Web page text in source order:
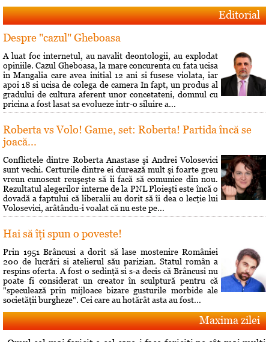
Editorial
Despre "cazul" Gheboasa
A luat foc internetul, au navalit deontologii, au explodat
opiniile. Cazul Gheboasa, la mare concurenta cu fata ucisa
in Mangalia care avea initial 12 ani si fusese violata, iar
apoi 18 si ucisa de colega de camera In fapt, un produs al
gradului de cultura aferent unor concetateni, domnul cu
pricina a fost lasat sa evolueze intr-o siluire a...
Roberta vs Volo! Game, set: Roberta! Partida încă se
joacă...
Conflictele dintre Roberta Anastase şi Andrei Volosevici
sunt vechi. Certurile dintre ei durează mult şi foarte greu
vreun cunoscut reuşeşte să îi facă să comunice din nou.
Rezultatul alegerilor interne de la PNL Ploieşti este încă o
dovadă a faptului că liberalii au dorit să îi dea o lecţie lui
Volosevici, arâtându-i voalat că nu este pe...
Hai să îţi spun o poveste!
Prin 1951 Brâncusi a dorit să lase mostenire României
200 de lucrări si atelierul său parizian. Statul român a
respins oferta. A fost o sedinţă si s-a decis că Brâncusi nu
poate fi considerat un creator în sculptură pentru că
"speculează prin mijloace bizare gusturile morbide ale
societăţii burgheze". Cei care au hotărât asta au fost...
Maxima zilei